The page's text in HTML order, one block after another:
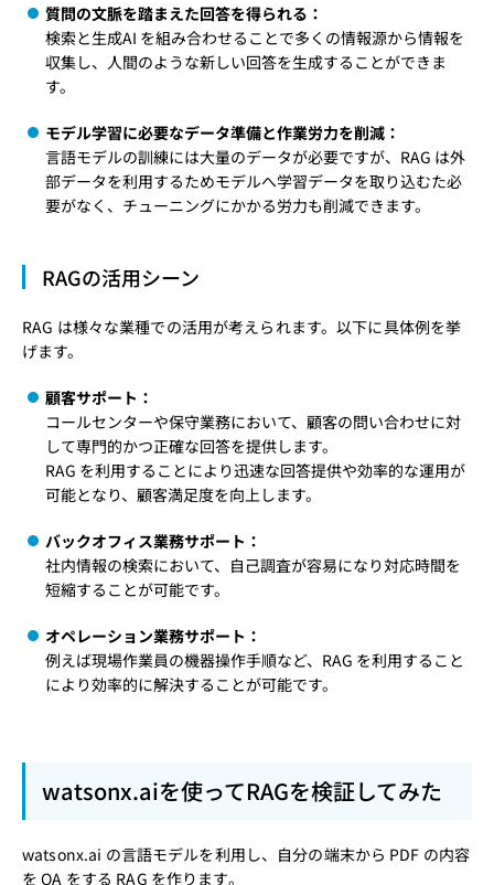
質問の文脈を踏まえた回答を得られる：
検索と生成AI を組み合わせることで多くの情報源から情報を
収集し、人間のような新しい回答を生成することができま
す。
モデル学習に必要なデータ準備と作業労力を削減：
言語モデルの訓練には大量のデータが必要ですが、RAG は外
部データを利用するためモデルへ学習データを取り込むた必
要がなく、チューニングにかかる労力も削減できます。
RAGの活用シーン
RAG は様々な業種での活用が考えられます。以下に具体例を挙
げます。
顧客サポート：
コールセンターや保守業務において、顧客の問い合わせに対
して専門的かつ正確な回答を提供します。
RAG を利用することにより迅速な回答提供や効率的な運用が
可能となり、顧客満足度を向上します。
バックオフィス業務サポート：
社内情報の検索において、自己調査が容易になり対応時間を
短縮することが可能です。
オペレーション業務サポート：
例えば現場作業員の機器操作手順など、RAG を利用すること
により効率的に解決することが可能です。
watsonx.aiを使ってRAGを検証してみた
watsonx.ai の言語モデルを利用し、自分の端末から PDF の内容
を QA をする RAG を作ります。